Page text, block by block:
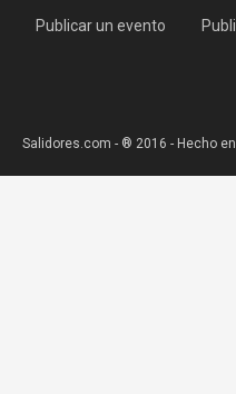
Publicar un evento
Salidores.com - ® 2016 - Hecho